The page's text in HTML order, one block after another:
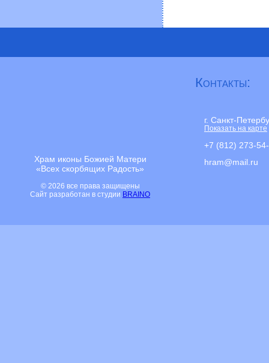
Храм иконы Божией Матери
«Всех скорбящих Радость»
© 2026 все права защищены
Сайт разработан в студии BRAINO
Контакты:
г. Санкт-
Показать на карте
+7 (812) 273-
hram@mail.ru